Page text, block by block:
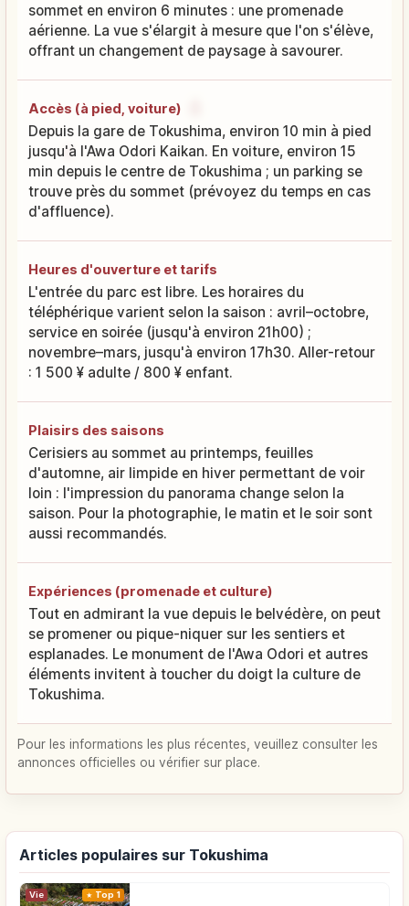
sommet en environ 6 minutes : une promenade
aérienne. La vue s'élargit à mesure que l'on s'élève,
offrant un changement de paysage à savourer.
Accès (à pied, voiture)
Depuis la gare de Tokushima, environ 10 min à pied
jusqu'à l'Awa Odori Kaikan. En voiture, environ 15
min depuis le centre de Tokushima ; un parking se
trouve près du sommet (prévoyez du temps en cas
d'affluence).
Heures d'ouverture et tarifs
L'entrée du parc est libre. Les horaires du
téléphérique varient selon la saison : avril–octobre,
service en soirée (jusqu'à environ 21h00) ;
novembre–mars, jusqu'à environ 17h30. Aller-retour
: 1 500 ¥ adulte / 800 ¥ enfant.
Plaisirs des saisons
Cerisiers au sommet au printemps, feuilles
d'automne, air limpide en hiver permettant de voir
loin : l'impression du panorama change selon la
saison. Pour la photographie, le matin et le soir sont
aussi recommandés.
Expériences (promenade et culture)
Tout en admirant la vue depuis le belvédère, on peut
se promener ou pique-niquer sur les sentiers et
esplanades. Le monument de l'Awa Odori et autres
éléments invitent à toucher du doigt la culture de
Tokushima.
Pour les informations les plus récentes, veuillez consulter les
annonces officielles ou vérifier sur place.
Articles populaires sur Tokushima
Vie Top 1